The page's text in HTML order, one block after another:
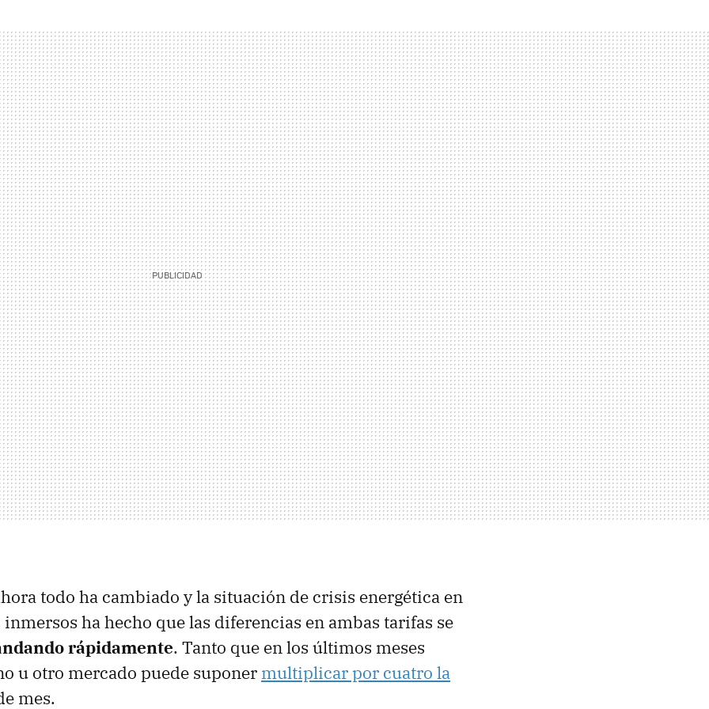
todo ha cambiado y la situación de crisis energética en
inmersos ha hecho que las diferencias en ambas tarifas se
rápidamente. Tanto que en los últimos meses
u otro mercado puede suponer multiplicar por cuatro la
mes.